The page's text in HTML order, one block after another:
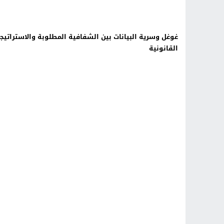
غوغل وسرية البيانات بين الشفافية المطلوبة
القانونية